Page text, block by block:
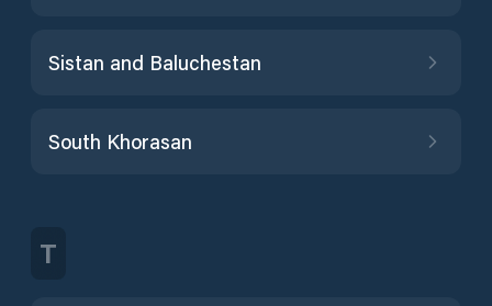
Sistan and Baluchestan
South Khorasan
T